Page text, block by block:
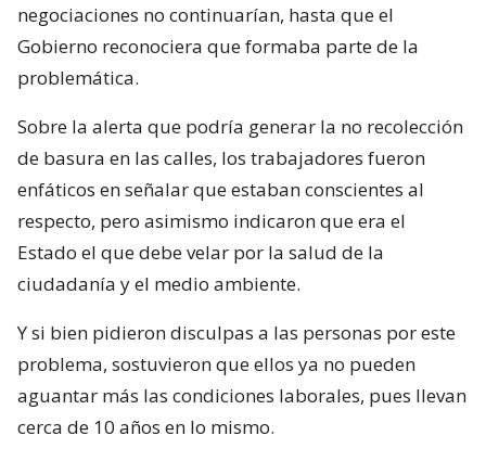
negociaciones no continuarían, hasta que el
Gobierno reconociera que formaba parte de la
problemática.
Sobre la alerta que podría generar la no recolección
de basura en las calles, los trabajadores fueron
enfáticos en señalar que estaban conscientes al
respecto, pero asimismo indicaron que era el
Estado el que debe velar por la salud de la
ciudadanía y el medio ambiente.
Y si bien pidieron disculpas a las personas por este
problema, sostuvieron que ellos ya no pueden
aguantar más las condiciones laborales, pues llevan
cerca de 10 años en lo mismo.